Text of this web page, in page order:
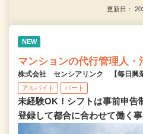
更新日：
NEW
マンションの代行管理人・
株式会社 センシアリンク 【毎日興業
アルバイト パート
未経験OK！シフトは事前申告
登録して都合に合わせて働く